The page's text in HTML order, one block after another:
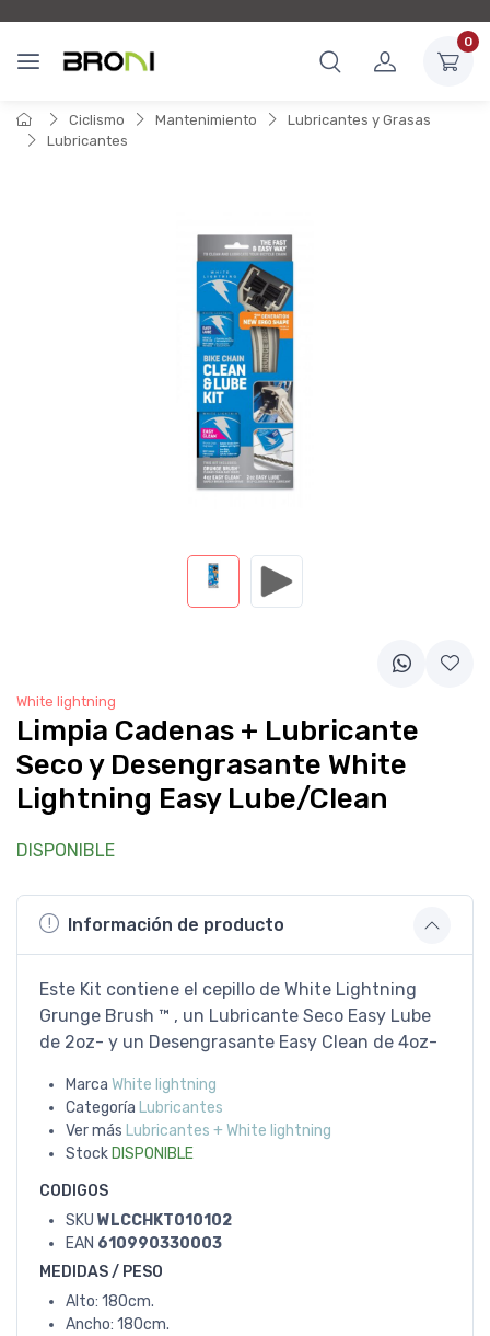
0
Ciclismo Mantenimiento
Lubricantes y Grasas
Lubricantes
White lightning
Limpia Cadenas + Lubricante
Seco y Desengrasante White
Lightning Easy Lube/Clean
DISPONIBLE
Información de producto
Este Kit contiene el cepillo de White Lightning
Grunge Brush ™ , un Lubricante Seco Easy Lube
de 2oz- y un Desengrasante Easy Clean de 4oz-
Marca White lightning
Categoría Lubricantes
Ver más Lubricantes + White lightning
Stock DISPONIBLE
CODIGOS
SKU WLCCHKT010102
EAN 610990330003
MEDIDAS / PESO
Alto: 180cm.
Ancho: 180cm.